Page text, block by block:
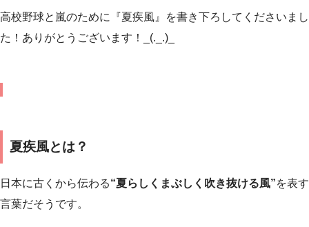
高校野球と嵐のために『夏疾風』を書き下ろしてくださいまし
た！ありがとうございます！_(._.)_
夏疾風とは？
日本に古くから伝わる“夏らしくまぶしく吹き抜ける風”を表す
言葉だそうです。